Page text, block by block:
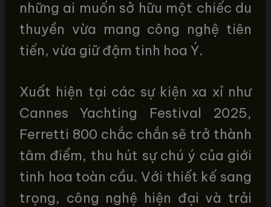
những ai muốn sở hữu một chiếc du
thuyền vừa mang công nghệ tiên
tiến, vừa giữ đậm tinh hoa Ý.
Xuất hiện tại các sự kiện xa xỉ như
Cannes Yachting Festival 2025,
Ferretti 800 chắc chắn sẽ trở thành
tâm điểm, thu hút sự chú ý của giới
tinh hoa toàn cầu. Với thiết kế sang
trọng, công nghệ hiện đại và trải